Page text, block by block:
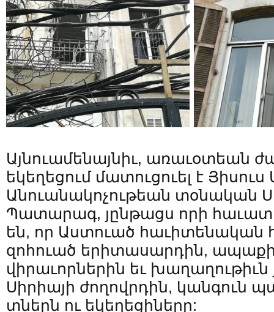
Այնուամենայնիւ, առաւօտեան
եկեղեցում մատուցուել է
Անուանակոչութեան տօնական
Պատարագ, յընթացս որի
են, որ Աստուած հաւիտենական
զոհուած երիտասարդին,
վիրաւորներին եւ
Սիրիայի ժողովրդին, կանգուն
տներն ու եկեղեցիները: